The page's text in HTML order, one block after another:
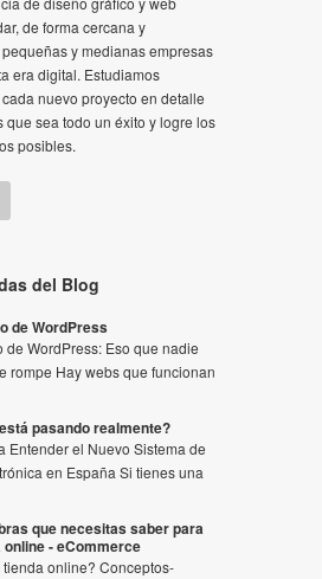
de forma cercana y
y medianas empresas
era digital. Estudiamos
nuevo proyecto en detalle
que sea todo un éxito y logre los
posibles.
del Blog
de WordPress
de WordPress: Eso que nadie
rompe Hay webs que funcionan
pasando realmente?
Entender el Nuevo Sistema de
en España Si tienes una
que necesitas saber para
- eCommerce
tienda online? Conceptos-